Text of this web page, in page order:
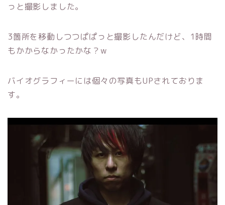
っと撮影しました。
3箇所を移動しつつぱぱっと撮影したんだけど、1時間
もかからなかったかな？w
バイオグラフィーには個々の写真もUPされておりま
す。